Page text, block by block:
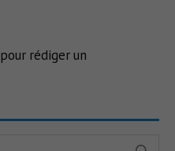
pour rédiger un